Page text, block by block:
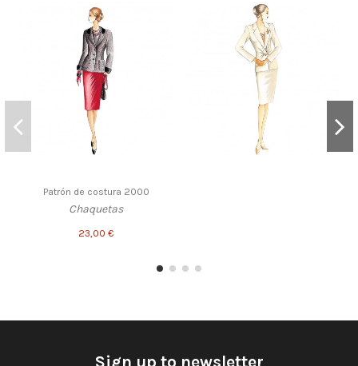
Patrón de costura 2000
Chaquetas
23,00 €
Sign up to newsletter